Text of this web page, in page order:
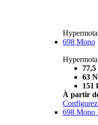
698 Mono
77,5
63
151
À partir
698 Mono